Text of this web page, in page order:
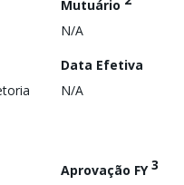
Mutuário
N/A
Data Efetiva
N/A
Aprovação FY3